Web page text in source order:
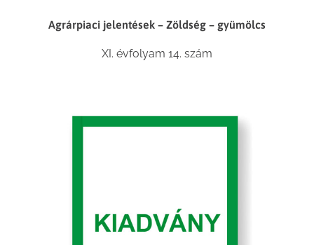
Agrárpiaci jelentések – Zöldség – gyümölcs
XI. évfolyam 14. szám